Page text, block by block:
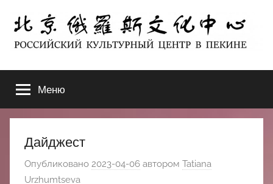
содержимому
北
京
俄
罗
ЦЕНТР
В
ПЕКИНЕ
Меню
Дайджест
Опубликовано 2023-04-06 автором Tatiana
Urzhumtseva